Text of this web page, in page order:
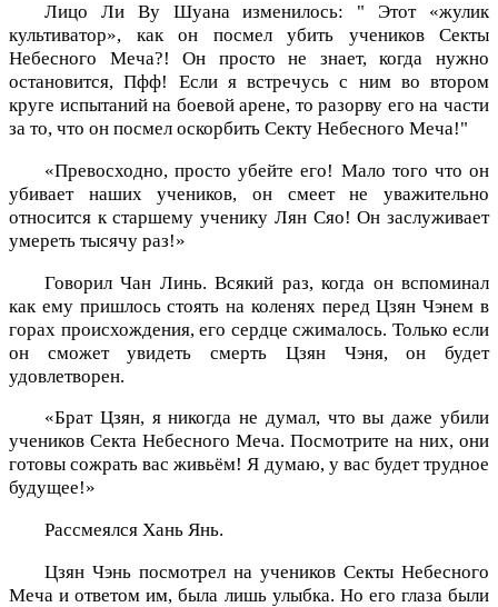
Лицо Ли Ву Шуана изменилось: " Этот «жулик
культиватор», как он посмел убить учеников Секты
Небесного Меча?! Он просто не знает, когда нужно
остановится, Пфф! Если я встречусь с ним во втором
круге испытаний на боевой арене, то разорву его на части
за то, что он посмел оскорбить Секту Небесного Меча!"
«Превосходно, просто убейте его! Мало того что он
убивает наших учеников, он смеет не уважительно
относится к старшему ученику Лян Сяо! Он заслуживает
умереть тысячу раз!»
Говорил Чан Линь. Всякий раз, когда он вспоминал
как ему пришлось стоять на коленях перед Цзян Чэнем в
горах происхождения, его сердце сжималось. Только если
он сможет увидеть смерть Цзян Чэня, он будет
удовлетворен.
«Брат Цзян, я никогда не думал, что вы даже убили
учеников Секта Небесного Меча. Посмотрите на них, они
готовы сожрать вас живьём! Я думаю, у вас будет трудное
будущее!»
Рассмеялся Хань Янь.
Цзян Чэнь посмотрел на учеников Секты Небесного
Меча и ответом им, была лишь улыбка. Но его глаза были